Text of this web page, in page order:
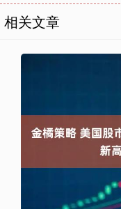
相关文章